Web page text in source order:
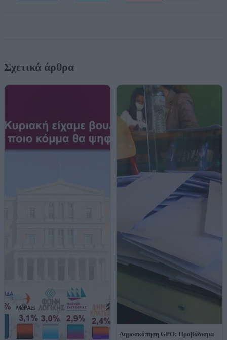
Σχετικά άρθρα
Δημοσκόπηση GPO: Προβάδισμα